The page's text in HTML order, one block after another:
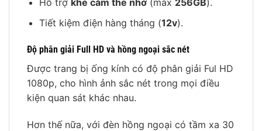
Tiết kiệm điện hàng tháng (12v).
Độ phân giải Full HD và hồng ngoại sắc nét
Được trang bị ống kính có độ phân giải Ful HD
1080p, cho hình ảnh sắc nét trong mọi điều
kiện quan sát khác nhau.
Hơn thế nữa, với đèn hồng ngoại có tầm xa 30